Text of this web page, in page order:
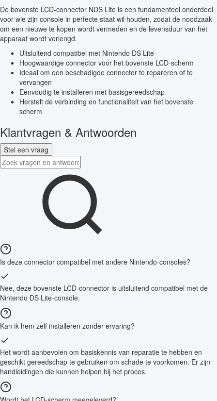
De bovenste LCD-connector NDS Lite is een fundamenteel onderdeel
voor wie zijn console in perfecte staat wil houden, zodat de noodzaak
om een nieuwe te kopen wordt vermeden en de levensduur van het
apparaat wordt verlengd.
Uitsluitend compatibel met Nintendo DS Lite
Hoogwaardige connector voor het bovenste LCD-scherm
Ideaal om een beschadigde connector te repareren of te
vervangen
Eenvoudig te installeren met basisgereedschap
Herstelt de verbinding en functionaliteit van het bovenste
scherm
Klantvragen & Antwoorden
Stel een vraag
Is deze connector compatibel met andere Nintendo-consoles?
Nee, deze bovenste LCD-connector is uitsluitend compatibel met de
Nintendo DS Lite-console.
Kan ik hem zelf installeren zonder ervaring?
Het wordt aanbevolen om basiskennis van reparatie te hebben en
geschikt gereedschap te gebruiken om schade te voorkomen. Er zijn
handleidingen die kunnen helpen bij het proces.